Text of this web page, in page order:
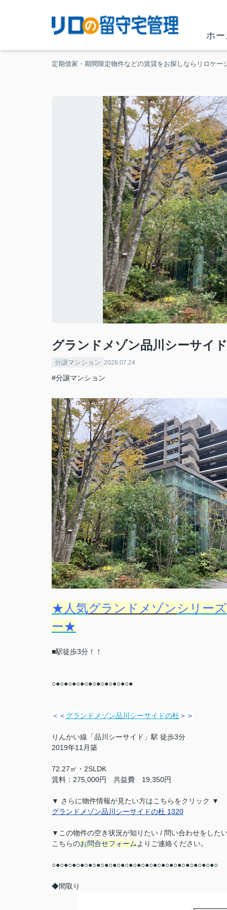
ホ
定期借家・期間限定物件などの賃貸をお探しならリロケー
グランドメゾン品川シーサイ
分譲マンション 2026.07.24
#分譲マンション
★人気グランドメゾンシリー
ー★
■駅徒歩3分！！
○●○●○●○●○●○●○●○●○●○●
＜＜ グランドメゾン品川シーサイドの杜 ＞＞
りんかい線「品川シーサイド」駅 徒歩3分
2019年11月築
72.27㎡・2SLDK
賃料：275,000円 共益費 19,350円
▼ さらに物件情報が見たい方はこちらをクリック ▼
グランドメゾン品川シーサイドの杜 1320
▼この物件の空き状況が知りたい / 問い合わせをした
こちらのお問合せフォームよりご連絡ください。
○●○●○●○●○●○●○●○●○●○●○●○●○●○●○●○●○●○●○●○●○
◆間取り